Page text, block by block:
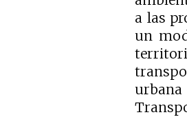
a las
un